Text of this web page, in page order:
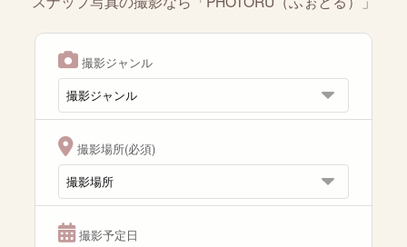
撮影ジャンル
撮影場所(必須)
撮影予定日